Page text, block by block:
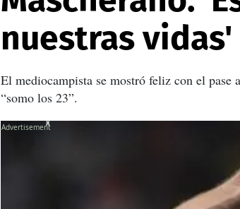
nuestras vidas'
El mediocampista se mostró feliz con el
“somo los 23”.
X